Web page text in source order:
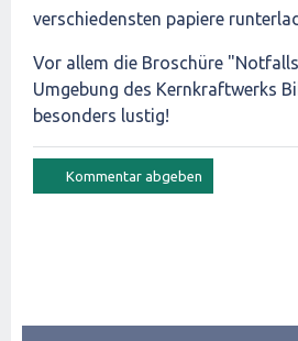
verschiedensten papiere
Vor allem die Broschüre
Umgebung des Kernkraftwerks
besonders lustig!